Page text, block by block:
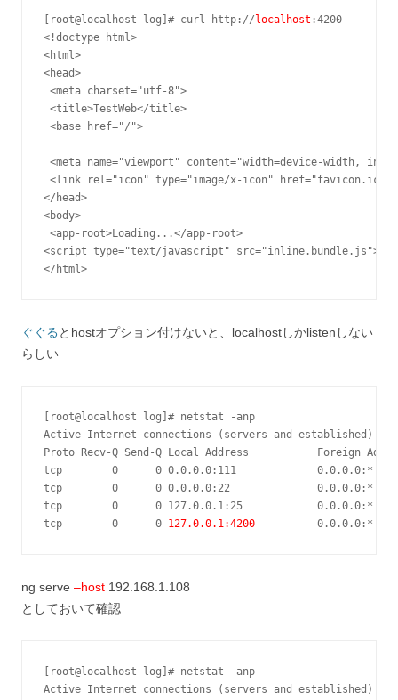
[root@localhost log]# curl http:// localhost :4200
<!doctype html>
<html>
<head>
<meta charset="utf-8">
<title>TestWeb</title>
<base href="/">
<meta name="viewport" content="width=device-width,
<link rel="icon" type="image/x-icon" href="favicon.ico">
</head>
<body>
<app-root>Loading...</app-root>
<script type="text/javascript" src="inline.bundle.js"></
</html>
ぐぐる とhostオプション付けないと、localhostしかlistenしない
らしい
[root@localhost log]# netstat -anp
Active Internet connections (servers and established)
Proto Recv-Q Send-Q Local Address           Foreign
tcp        0      0 0.0.0.0:111             0.0.0.0:*
tcp        0      0 0.0.0.0:22              0.0.0.0:*
tcp        0      0 127.0.0.1:25            0.0.0.0:*
tcp        0      0 127.0.0.1:4200
0.0.0.0:*
ng serve –host 192.168.1.108
としておいて確認
[root@localhost log]# netstat -anp
Active Internet connections (servers and established)